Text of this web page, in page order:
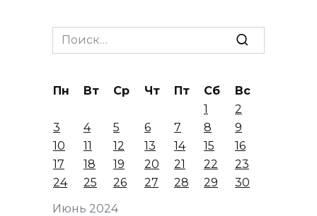
Search
for:
Июнь 2024
Пн Вт Ср Чт Пт Сб
Вс
1
2
3
4 5 6 7 8
9
10
11 12 13 14 15
16
17
18 19 20 21 22
23
24
25 26 27 28 29 30